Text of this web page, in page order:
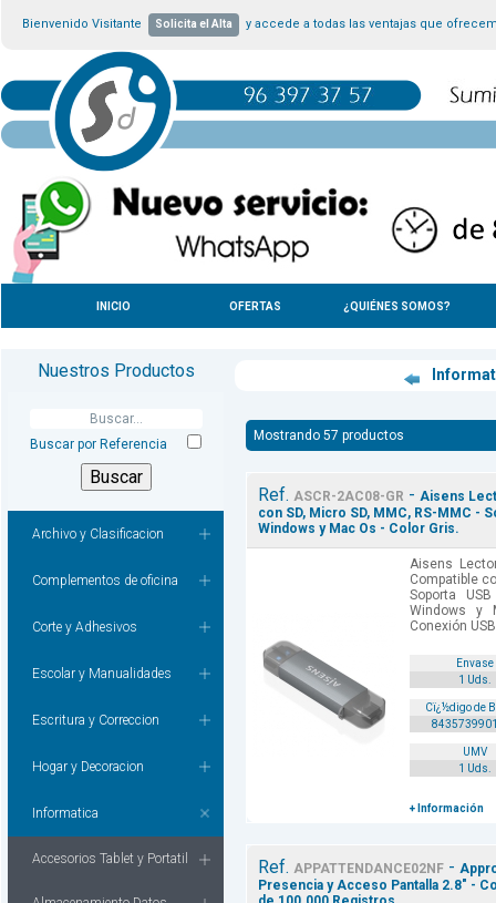
Bienvenido Visitante Solicita el Alta y accede a todas las ventajas que
INICIO OFERTAS ¿QUIÉNES SOMOS?
Nuestros Productos
Buscar por Referencia
Archivo y Clasificacion
Complementos de oficina
Corte y Adhesivos
Escolar y Manualidades
Escritura y Correccion
Hogar y Decoracion
Informatica
Accesorios Tablet y Portatil
Mostrando 57 productos
Ref. ASCR-2AC08-GR - Aisens
con SD, Micro SD, MMC, RS-MMC -
Windows y Mac Os - Color Gris.
Aisens
Compatible
Soporta
Windows y
Conexión
Envase
1 Uds.
Cï¿½digo de
UMV
1 Uds.
+ Información
Ref. APPATTENDANCE02NF -
Presencia y Acceso Pantalla 2.8" -